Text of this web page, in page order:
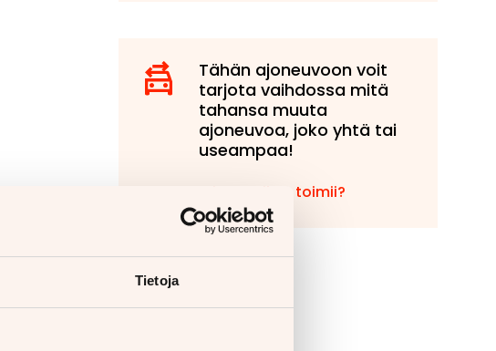
Tietoja
Tähän ajoneuvoon voit
tarjota vaihdossa mitä
tahansa muuta
ajoneuvoa, joko yhtä tai
useampaa!
Miten vaihto toimii?